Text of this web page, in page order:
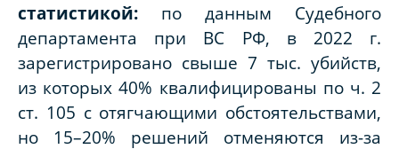
статистикой: по данным Судебного
департамента при ВС РФ, в 2022 г.
зарегистрировано свыше 7 тыс. убийств,
из которых 40% квалифицированы по ч. 2
ст. 105 с отягчающими обстоятельствами,
но 15–20% решений отменяются из-за